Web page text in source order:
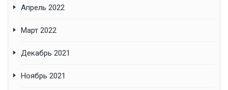
Апрель 2022
Март 2022
Декабрь 2021
Ноябрь 2021